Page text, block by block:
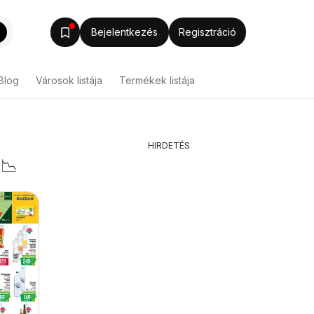
Bejelentkezés Regisztráció
Városok listája Termékek listája
HIRDETÉS